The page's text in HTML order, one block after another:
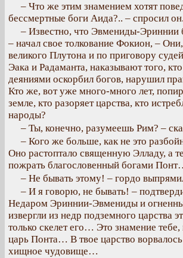
– Что же этим знамением хотят
бессмертные боги Аида?.. – спросил он.
– Известно, что Эвмениды-Эриннии
– начал свое толкование Фокион, –
великого Плутона и по приговору
Эака и Радаманта, наказывают того,
деяниями оскорбил богов, нарушил
Кто же, вот уже много-много лет,
земле, кто разоряет царства, кто
народы?
– Ты, конечно, разумеешь Рим? –
– Кого же больше, как не это
Оно растоптало священную Элладу, а
пожрать благословенный богами
– Не бывать этому! – гордо
– И я говорю, не бывать! –
Недаром Эриннии-Эвмениды и
извергли из недр подземного царства
только скелет его… Это знамение
царь Понта… В твое царство
хищное чудовище…